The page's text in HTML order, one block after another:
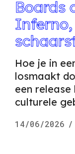
Boards
Hoe je in
losmaakt
een
culturele
14/06/2026 /